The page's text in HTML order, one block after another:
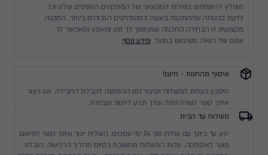
מומלץ להשתמש בשירות המקצועי של המתקינים המנוסים שלנו וכך
לדעת בבטחה שההתקנה בוצעה בסטנדרטים הגבוהים ביותר. התקנה
מקצועית זו הבחירה החכמה שתחסוך לך זמן ומאמץ ותאפשר לך
שנים של הנאה משימוש במוצר. מידע נוסף
איסוף מהחנות - חינם!
חיסכון בעלות המשלוח וקיצור זמן ההמתנה לקבלת החבילה. אנו ניצור
איתך קשר כשההזמנה שלך תגיע לחנות שבחרת.
משלוח עד הבית
יגיע עד ביתך עם שליח תוך 14 ימי עסקים. השליח יצור איתך קשר לתיאום
מועד האספקה. עלות המשלוח מחושבת בסיום תהליך הרכישה. הובלת